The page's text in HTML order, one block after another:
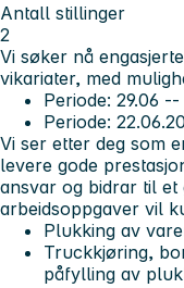
Antall stillinger
2
Vi søker nå
vikariater, med
Periode: 29.06
Periode:
Vi ser etter deg som
levere gode
ansvar og bidrar til et
arbeidsoppgaver vil
Plukking av
Truckkjøring,
påfylling av